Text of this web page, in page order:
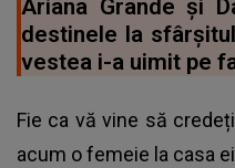
Ariana Grande și
destinele la
vestea i-a uimit pe
Fie ca vă vine să
acum o femeie la casa